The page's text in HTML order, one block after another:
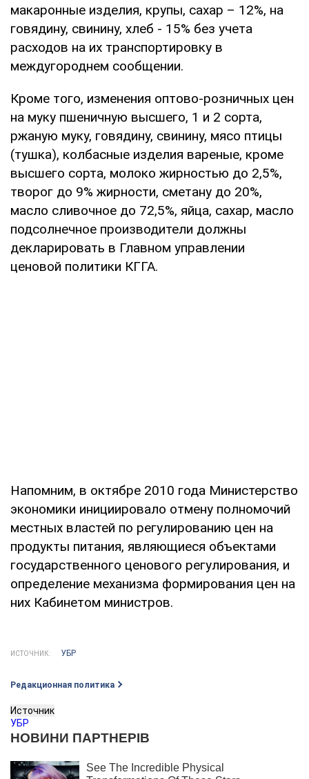
макаронные изделия, крупы, сахар – 12%, на
говядину, свинину, хлеб - 15% без учета
расходов на их транспортировку в
междугороднем сообщении.
Кроме того, изменения оптово-розничных цен
на муку пшеничную высшего, 1 и 2 сорта,
ржаную муку, говядину, свинину, мясо птицы
(тушка), колбасные изделия вареные, кроме
высшего сорта, молоко жирностью до 2,5%,
творог до 9% жирности, сметану до 20%,
масло сливочное до 72,5%, яйца, сахар, масло
подсолнечное производители должны
декларировать в Главном управлении
ценовой политики КГГА.
Напомним, в октябре 2010 года Министерство
экономики инициировало отмену полномочий
местных властей по регулированию цен на
продукты питания, являющиеся объектами
государственного ценового регулирования, и
определение механизма формирования цен на
них Кабинетом министров.
ИСТОЧНИК: УБР
Редакционная политика
Источник
УБР